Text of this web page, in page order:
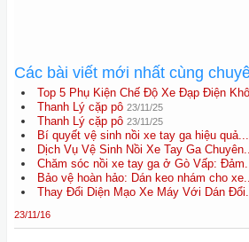
Các bài viết mới nhất cùng
Top 5 Phụ Kiện Chế Độ Xe Đạp Điện
Thanh Lý cặp pô 23/11/25
Thanh Lý cặp pô 23/11/25
Bí quyết vệ sinh nồi xe tay ga hiệu quả...
Dịch Vụ Vệ Sinh Nồi Xe Tay Ga
Chăm sóc nồi xe tay ga ở Gò Vấp:
Bảo vệ hoàn hảo: Dán keo nhám cho
Thay Đổi Diện Mạo Xe Máy Với Dán
23/11/16